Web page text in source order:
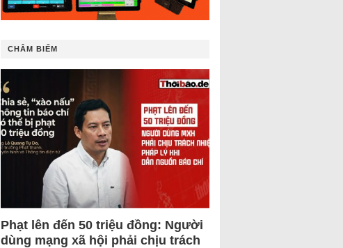
CHÂM BIẾM
Phạt lên đến 50 triệu đồng: Người
dùng mạng xã hội phải chịu trách